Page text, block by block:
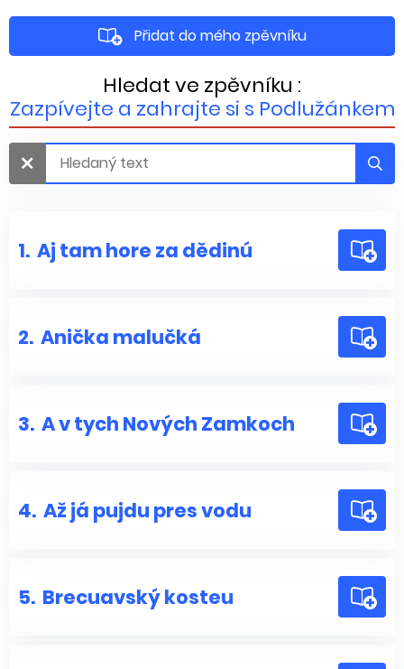
Přidat do mého zpěvníku
Hledat ve zpěvníku :
Zazpívejte a zahrajte si s Podlužánkem
1. Aj tam hore za dědinú
2. Anička malučká
3. A v tych Nových Zamkoch
4. Až já pujdu pres vodu
5. Brecuavský kosteu